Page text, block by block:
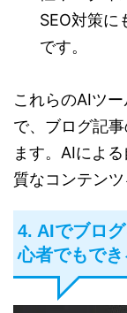
SEO対策に
です。
これらのAIツ
で、ブログ記
ます。AIによ
質なコンテン
4. AIでブロ
心者でもで